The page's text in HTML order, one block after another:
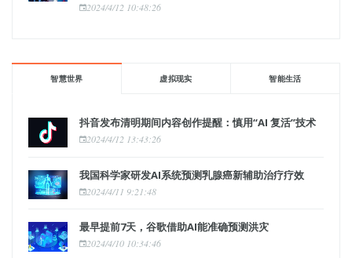
2024/4/12 10:48:26
智慧世界 虚拟现实 智能生活
抖音发布清明期间内容创作提醒：慎用“AI 复活”技术
2024/4/12 13:43:26
我国科学家研发AI系统预测乳腺癌新辅助治疗疗效
2024/4/11 9:21:48
最早提前7天，谷歌借助AI能准确预测洪灾
2024/4/10 10:34:46